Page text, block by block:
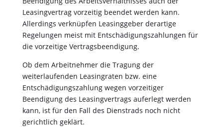
Leasingvertrag vorzeitig beendet werden kann.
Allerdings verknüpfen Leasinggeber derartige
Regelungen meist mit Entschädigungszahlungen für
die vorzeitige Vertragsbeendigung.
Ob dem Arbeitnehmer die Tragung der
weiterlaufenden Leasingraten bzw. eine
Entschädigungszahlung wegen vorzeitiger
Beendigung des Leasingvertrags auferlegt werden
kann, ist für den Fall des Dienstrads noch nicht
gerichtlich geklärt.